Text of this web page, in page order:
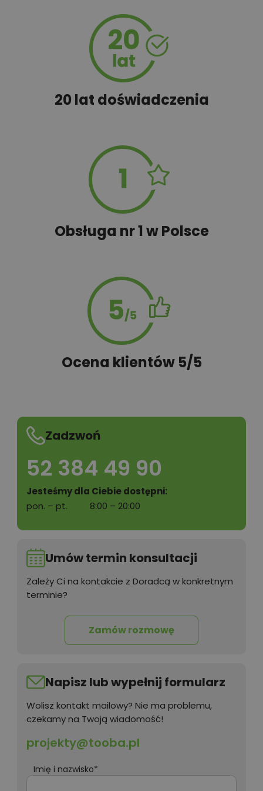
Tablica informacyjna 50,00 zł
Wyceń adaptację
20 lat doświadczenia
Obsługa nr 1 w Polsce
Ocena klientów 5/5
Zadzwoń
52 384 49 90
Jesteśmy dla Ciebie dostępni:
pon. – pt.
8:00 – 20:00
Umów termin konsultacji
Zależy Ci na kontakcie z Doradcą w konkretnym
terminie?
Zamów rozmowę
Napisz lub wypełnij formularz
Wolisz kontakt mailowy? Nie ma problemu,
czekamy na Twoją wiadomość!
projekty@tooba.pl
Imię i nazwisko*